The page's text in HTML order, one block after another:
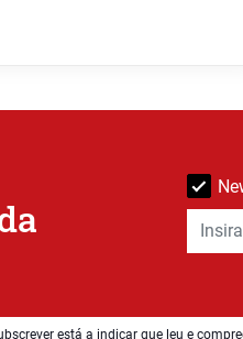
está a indicar que leu e